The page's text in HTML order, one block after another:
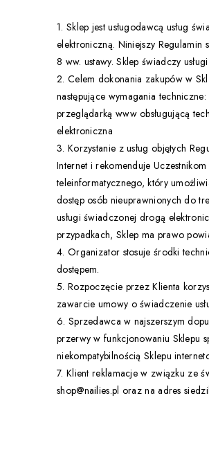
1. Sklep jest usługodawcą usług
elektroniczną. Niniejszy
8 ww. ustawy. Sklep świadczy
2. Celem dokonania zakupów w
następujące wymagania
przeglądarką www obsługującą
elektroniczna
3. Korzystanie z usług objętych
Internet i rekomenduje
teleinformatycznego, który
dostęp osób nieuprawnionych do
usługi świadczonej drogą
przypadkach, Sklep ma prawo
4. Organizator stosuje środki
dostępem.
5. Rozpoczęcie przez Klienta
zawarcie umowy o świadczenie
6. Sprzedawca w najszerszym
przerwy w funkcjonowaniu Sklepu
niekompatybilnością Sklepu
7. Klient reklamacje w związku ze
shop@nailies.pl oraz na adres